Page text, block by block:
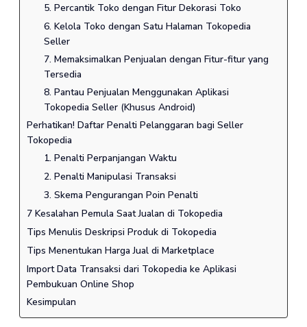
5. Percantik Toko dengan Fitur Dekorasi Toko
6. Kelola Toko dengan Satu Halaman Tokopedia
Seller
7. Memaksimalkan Penjualan dengan Fitur-fitur yang
Tersedia
8. Pantau Penjualan Menggunakan Aplikasi
Tokopedia Seller (Khusus Android)
Perhatikan! Daftar Penalti Pelanggaran bagi Seller
Tokopedia
1. Penalti Perpanjangan Waktu
2. Penalti Manipulasi Transaksi
3. Skema Pengurangan Poin Penalti
7 Kesalahan Pemula Saat Jualan di Tokopedia
Tips Menulis Deskripsi Produk di Tokopedia
Tips Menentukan Harga Jual di Marketplace
Import Data Transaksi dari Tokopedia ke Aplikasi
Pembukuan Online Shop
Kesimpulan